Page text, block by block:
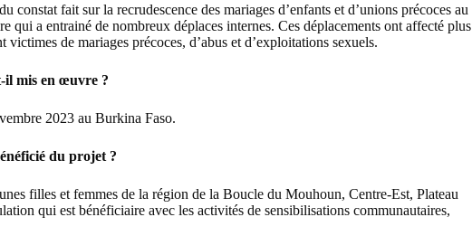
constat fait sur la recrudescence des mariages d’enfants et d’unions précoces au
qui a entrainé de nombreux déplaces internes. Ces déplacements ont affecté plus
victimes de mariages précoces, d’abus et d’exploitations sexuels.
il mis en œuvre ?
2023 au Burkina Faso.
du projet ?
filles et femmes de la région de la Boucle du Mouhoun, Centre-Est, Plateau
qui est bénéficiaire avec les activités de sensibilisations communautaires,